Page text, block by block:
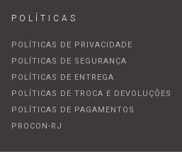
POLÍTICAS
POLÍTICAS DE PRIVACIDADE
POLÍTICAS DE SEGURANÇA
POLÍTICAS DE ENTREGA
POLÍTICAS DE TROCA E DEVOLUÇÕES
POLÍTICAS DE PAGAMENTOS
PROCON-RJ